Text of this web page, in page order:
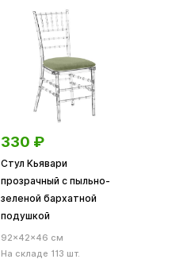
330 ₽
Стул Кьявари
прозрачный с пыльно-
зеленой бархатной
подушкой
92×42×46 см
На складе 113 шт.